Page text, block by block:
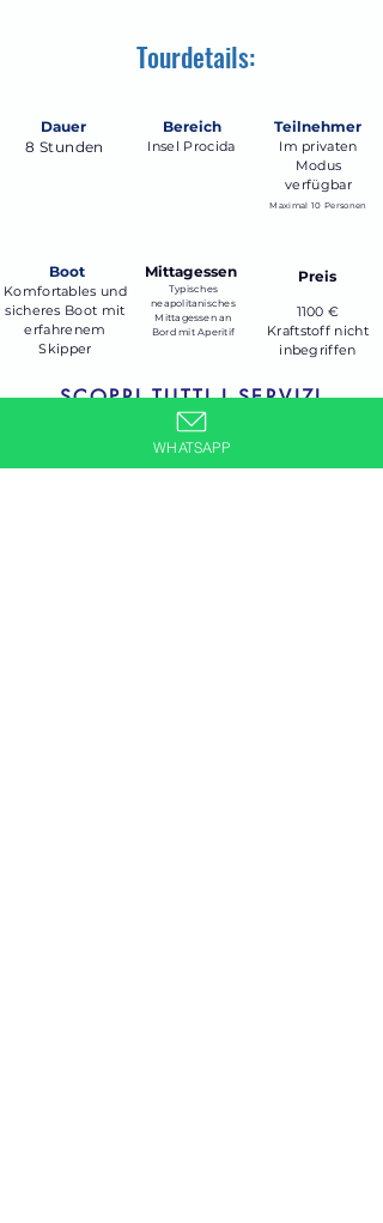
Tourdetails:
Dauer Bereich Teilnehmer
Insel Procida
8 Stunden
Im privaten
Modus
verfügbar
Maximal 10 Personen
Boot Mittagessen
Komfortables und
sicheres Boot mit
erfahrenem
Skipper
Typisches
neapolitanisches
Mittagessen an
Bord mit Aperitif
Preis
1100 €
Kraftstoff nicht
inbegriffen
SCOPRI TUTTI I SERVIZI
WHATSAPP